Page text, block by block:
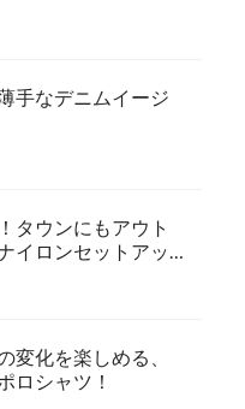
手なデニムイージ
タウンにもアウト
イロンセットアッ
変化を楽しめる、
ロシャツ！